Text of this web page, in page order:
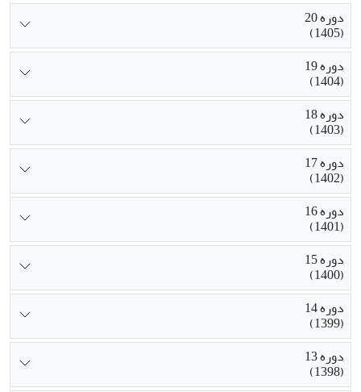
دوره 20
(1405)
دوره 19
(1404)
دوره 18
(1403)
دوره 17
(1402)
دوره 16
(1401)
دوره 15
(1400)
دوره 14
(1399)
دوره 13
(1398)